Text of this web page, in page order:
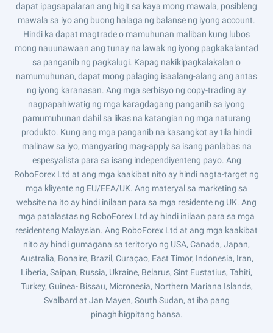
dapat ipagsapalaran ang higit sa kaya mong mawala, posibleng
mawala sa iyo ang buong halaga ng balanse ng iyong account.
Hindi ka dapat magtrade o mamuhunan maliban kung lubos
mong nauunawaan ang tunay na lawak ng iyong pagkakalantad
sa panganib ng pagkalugi. Kapag nakikipagkalakalan o
namumuhunan, dapat mong palaging isaalang-alang ang antas
ng iyong karanasan. Ang mga serbisyo ng copy-trading ay
nagpapahiwatig ng mga karagdagang panganib sa iyong
pamumuhunan dahil sa likas na katangian ng mga naturang
produkto. Kung ang mga panganib na kasangkot ay tila hindi
malinaw sa iyo, mangyaring mag-apply sa isang panlabas na
espesyalista para sa isang independiyenteng payo. Ang
RoboForex Ltd at ang mga kaakibat nito ay hindi nagta-target ng
mga kliyente ng EU/EEA/UK. Ang materyal sa marketing sa
website na ito ay hindi inilaan para sa mga residente ng UK. Ang
mga patalastas ng RoboForex Ltd ay hindi inilaan para sa mga
residenteng Malaysian. Ang RoboForex Ltd at ang mga kaakibat
nito ay hindi gumagana sa teritoryo ng USA, Canada, Japan,
Australia, Bonaire, Brazil, Curaçao, East Timor, Indonesia, Iran,
Liberia, Saipan, Russia, Ukraine, Belarus, Sint Eustatius, Tahiti,
Turkey, Guinea- Bissau, Micronesia, Northern Mariana Islands,
Svalbard at Jan Mayen, South Sudan, at iba pang
pinaghihigpitang bansa.